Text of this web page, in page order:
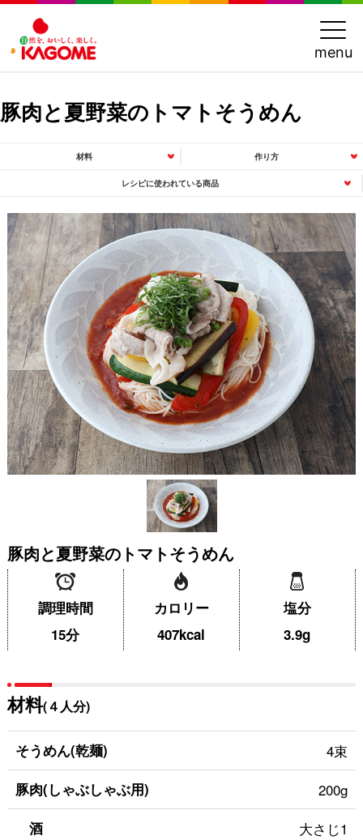
menu
豚肉と夏野菜のトマトそうめん
材料 作り方
レシピに使われている商品
豚肉と夏野菜のトマトそうめん
調理時間
15分
カロリー
407kcal
塩分
3.9g
材料(４人分)
そうめん(乾麺) 4束
豚肉(しゃぶしゃぶ用) 200g
酒 大さじ1